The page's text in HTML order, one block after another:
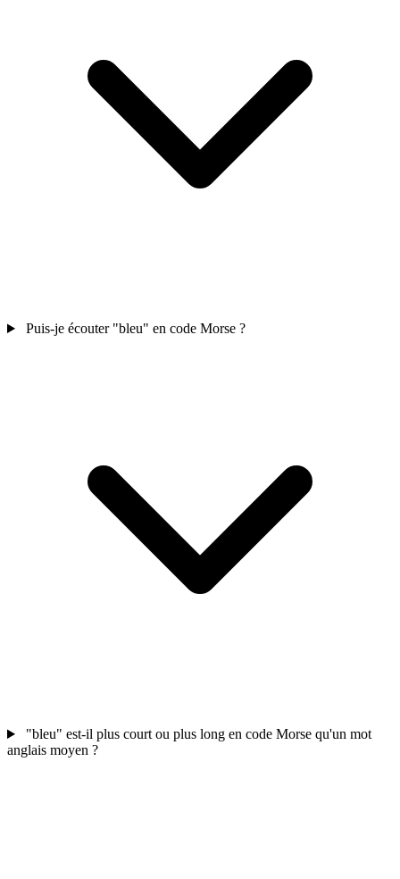
Puis-je écouter "bleu" en code Morse ?
"bleu" est-il plus court ou plus long en code Morse qu'un mot
anglais moyen ?